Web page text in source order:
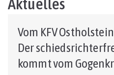
Aktuelles
Vom KFV
Der
kommt vom